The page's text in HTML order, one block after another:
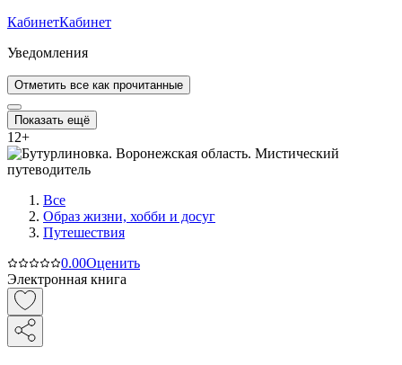
КабинетКабинет
Уведомления
Отметить все как прочитанные
Показать ещё
12+
Все
Образ жизни, хобби и досуг
Путешествия
0.00Оценить
Электронная книга